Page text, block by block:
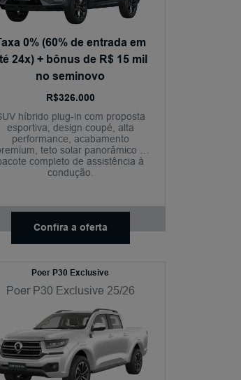
0% (60% de entrada em
24x) + bônus de R$ 15 mil
no seminovo
R$326.000
híbrido plug-in com proposta
esportiva, design coupé, alta
performance, acabamento
teto solar panorâmico e
completo de assistência à
condução.
Confira a oferta
Poer P30 Exclusive
Poer P30 Exclusive 25/26